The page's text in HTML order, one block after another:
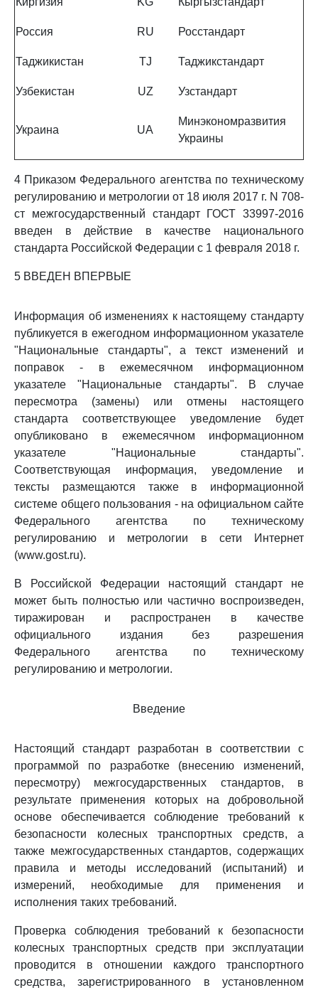
Россия RU Росстандарт
Таджикистан TJ Таджикстандарт
Узбекистан UZ Узстандарт
Украина UA
Минэкономразвития
Украины
4 Приказом Федерального агентства по техническому
регулированию и метрологии от 18 июля 2017 г. N 708-
ст межгосударственный стандарт ГОСТ 33997-2016
введен в действие в качестве национального
стандарта Российской Федерации с 1 февраля 2018 г.
5 ВВЕДЕН ВПЕРВЫЕ
Информация об изменениях к настоящему стандарту
публикуется в ежегодном информационном указателе
"Национальные стандарты", а текст изменений и
поправок - в ежемесячном информационном
указателе "Национальные стандарты". В случае
пересмотра (замены) или отмены настоящего
стандарта соответствующее уведомление будет
опубликовано в ежемесячном информационном
указателе "Национальные стандарты".
Соответствующая информация, уведомление и
тексты размещаются также в информационной
системе общего пользования - на официальном сайте
Федерального агентства по техническому
регулированию и метрологии в сети Интернет
(www.gost.ru).
В Российской Федерации настоящий стандарт не
может быть полностью или частично воспроизведен,
тиражирован и распространен в качестве
официального издания без разрешения
Федерального агентства по техническому
регулированию и метрологии.
Введение
Настоящий стандарт разработан в соответствии с
программой по разработке (внесению изменений,
пересмотру) межгосударственных стандартов, в
результате применения которых на добровольной
основе обеспечивается соблюдение требований к
безопасности колесных транспортных средств, а
также межгосударственных стандартов, содержащих
правила и методы исследований (испытаний) и
измерений, необходимые для применения и
исполнения таких требований.
Проверка соблюдения требований к безопасности
колесных транспортных средств при эксплуатации
проводится в отношении каждого транспортного
средства, зарегистрированного в установленном